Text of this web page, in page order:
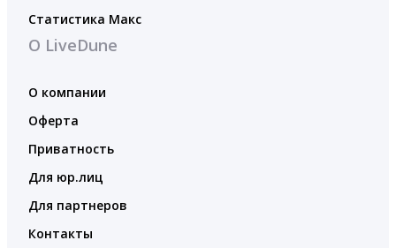
Статистика Макс
О LiveDune
О компании
Оферта
Приватность
Для юр.лиц
Для партнеров
Контакты